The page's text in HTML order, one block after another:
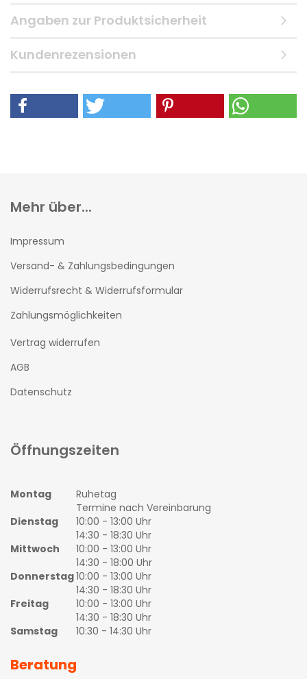
Angaben zur Produktsicherheit
Kundenrezensionen
Mehr über...
Impressum
Versand- & Zahlungsbedingungen
Widerrufsrecht & Widerrufsformular
Zahlungsmöglichkeiten
Vertrag widerrufen
AGB
Datenschutz
Öffnungszeiten
Montag
Ruhetag
Termine nach Vereinbarung
Dienstag
10:00 - 13:00 Uhr
14:30 - 18:30 Uhr
Mittwoch
10:00 - 13:00 Uhr
14:30 - 18:00 Uhr
Donnerstag10:00 - 13:00 Uhr
14:30 - 18:30 Uhr
Freitag
10:00 - 13:00 Uhr
14:30 - 18:30 Uhr
Samstag
10:30 - 14:30 Uhr
Beratung